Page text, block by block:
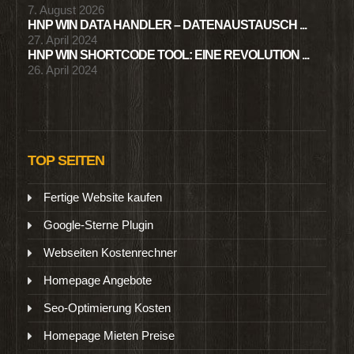
7. August 2026
HNP WIN DATA HANDLER – DATENAUSTAUSCH ...
27. April 2024
HNP WIN SHORTCODE TOOL: EINE REVOLUTION ...
26. April 2024
TOP SEITEN
Fertige Website kaufen
Google-Sterne Plugin
Webseiten Kostenrechner
Homepage Angebote
Seo-Optimierung Kosten
Homepage Mieten Preise